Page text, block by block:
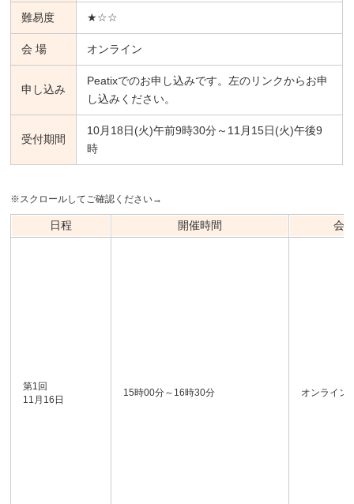
難易度 ★☆☆
会 場 オンライン
申し込み
Peatixでのお申し込みです。左のリンクからお申
し込みください。
受付期間
10月18日(火)午前9時30分～11月15日(火)午後9
時
※スクロールしてご確認ください→
日程 開催時間 会
第1回
11月16日
15時00分～16時30分 オンライン